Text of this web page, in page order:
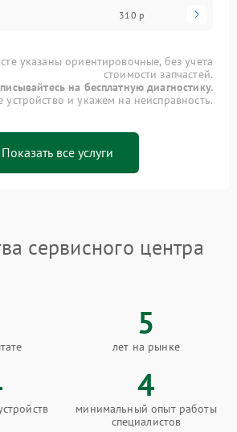
310 р
указаны ориентировочные, без учета
стоимости запчастей.
на бесплатную диагностику.
и укажем на неисправность.
Показать все услуги
сервисного центра
5
лет на рынке
4
минимальный опыт работы
специалистов